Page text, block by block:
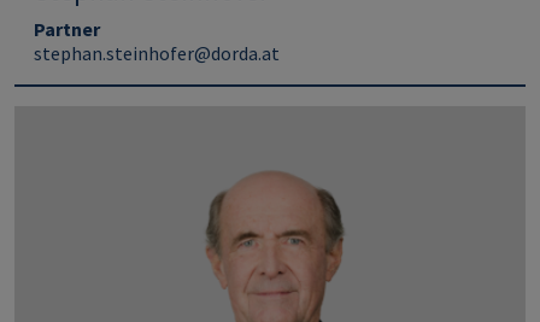
Partner
stephan.steinhofer@dorda.at